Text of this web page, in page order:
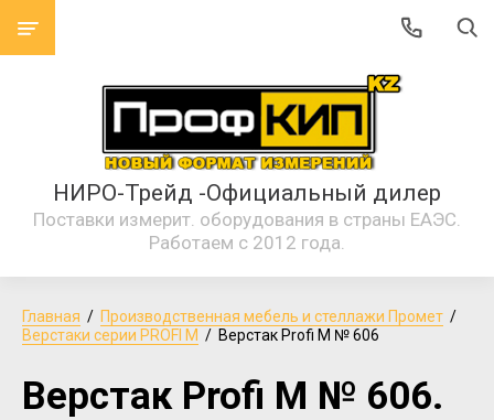
НИРО-Трейд -Официальный дилер
Поставки измерит. оборудования в страны ЕАЭС.
Работаем с 2012 года.
Главная
  /
Производственная мебель и стеллажи Промет
Верстаки серии PROFI M
  /  Верстак Profi M № 606
Верстак Profi M № 606.